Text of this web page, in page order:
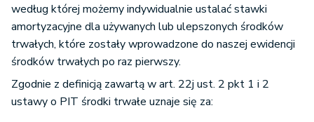
według której możemy indywidualnie ustalać stawki
amortyzacyjne dla używanych lub ulepszonych środków
trwałych, które zostały wprowadzone do naszej ewidencji
środków trwałych po raz pierwszy.
Zgodnie z definicją zawartą w art. 22j ust. 2 pkt 1 i 2
ustawy o PIT środki trwałe uznaje się za: